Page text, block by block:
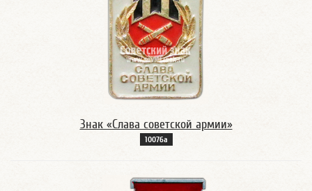
Знак «Слава советской армии»
10076а